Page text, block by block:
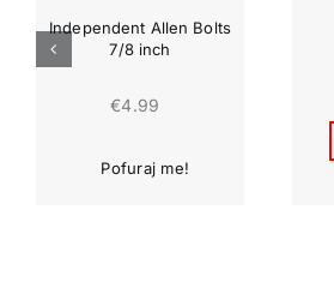
Independent Allen Bolts
7/8 inch
€4.99